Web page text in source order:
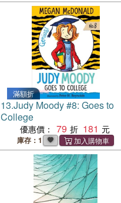
滿額折
13.Judy Moody #8: Goes to
College
優惠價： 79 181
庫存：1